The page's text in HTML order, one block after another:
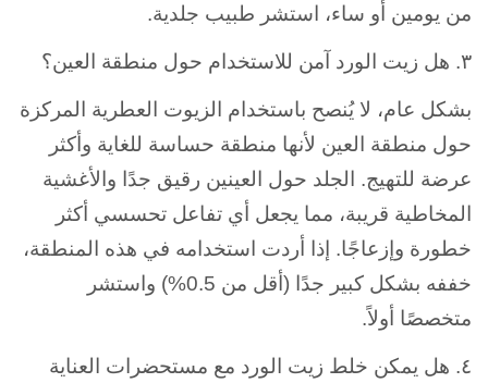
من يومين أو ساء، استشر طبيب جلدية.
٣. هل زيت الورد آمن للاستخدام حول منطقة العين؟
بشكل عام، لا يُنصح باستخدام الزيوت العطرية المركزة
حول منطقة العين لأنها منطقة حساسة للغاية وأكثر
عرضة للتهيج. الجلد حول العينين رقيق جدًا والأغشية
المخاطية قريبة، مما يجعل أي تفاعل تحسسي أكثر
خطورة وإزعاجًا. إذا أردت استخدامه في هذه المنطقة،
خففه بشكل كبير جدًا (أقل من 0.5%) واستشر
متخصصًا أولاً.
٤. هل يمكن خلط زيت الورد مع مستحضرات العناية